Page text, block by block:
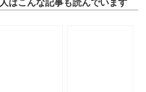
はこんな記事も読んでいます